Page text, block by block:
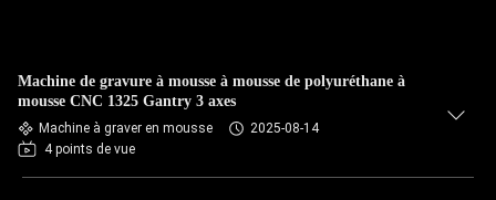
Machine de gravure à mousse à mousse de polyuréthane à
mousse CNC 1325 Gantry 3 axes
Machine à graver en mousse
2025-08-14
4 points de vue